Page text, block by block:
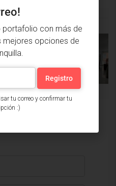
PRÓXIMA
portafolio con más de
mejores opciones de
tu correo y confirmar tu
:)